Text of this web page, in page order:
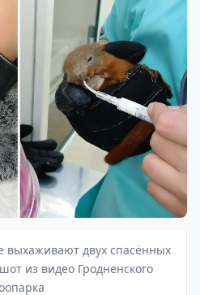
выхаживают двух спасённых
из видео Гродненского